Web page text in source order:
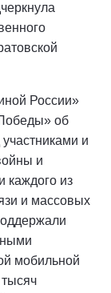
России»
об
и
и
каждого из
и массовых
мобильной